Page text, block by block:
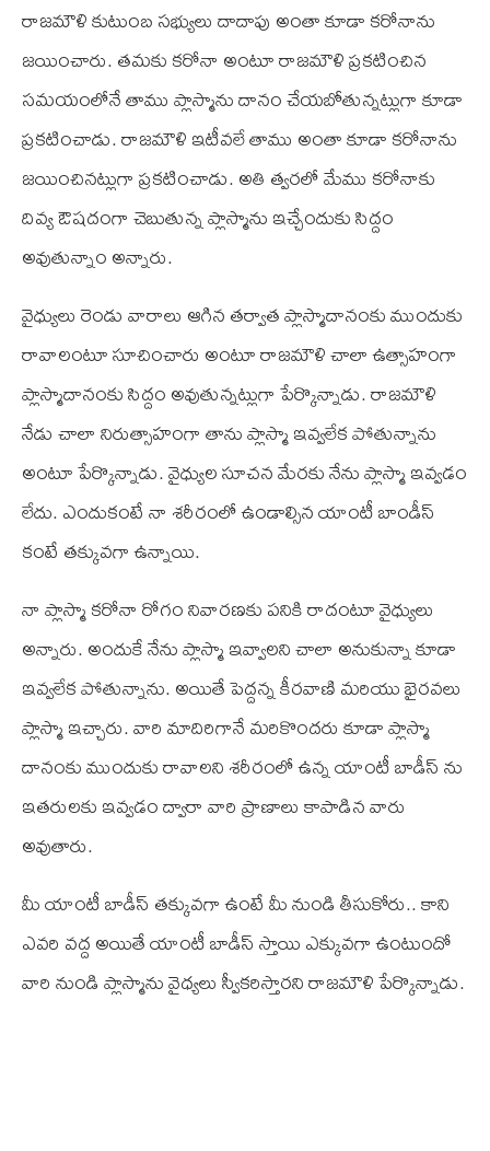
రాజమౌళి కుటుంబ సభ్యులు దాదాపు అంతా కూడా కరోనాను
జయించారు. తమకు కరోనా అంటూ రాజమౌళి ప్రకటించిన
సమయంలోనే తాము ప్లాస్మాను దానం చేయబోతున్నట్లుగా కూడా
ప్రకటించాడు. రాజమౌళి ఇటీవలే తాము అంతా కూడా కరోనాను
జయించినట్లుగా ప్రకటించాడు. అతి త్వరలో మేము కరోనాకు
దివ్య ఔషదంగా చెబుతున్న ప్లాస్మాను ఇచ్చేందుకు సిద్దం
అవుతున్నాం అన్నారు.
వైధ్యులు రెండు వారాలు ఆగిన తర్వాత ప్లాస్మాదానంకు ముందుకు
రావాలంటూ సూచించారు అంటూ రాజమౌళి చాలా ఉత్సాహంగా
ప్లాస్మాదానంకు సిద్దం అవుతున్నట్లుగా పేర్కొన్నాడు. రాజమౌళి
నేడు చాలా నిరుత్సాహంగా తాను ప్లాస్మా ఇవ్వలేక పోతున్నాను
అంటూ పేర్కొన్నాడు. వైధ్యుల సూచన మేరకు నేను ప్లాస్మా ఇవ్వడం
లేదు. ఎందుకంటే నా శరీరంలో ఉండాల్సిన యాంటీ బాండీస్‌
కంటే తక్కువగా ఉన్నాయి.
నా ప్లాస్మా కరోనా రోగం నివారణకు పనికి రాదంటూ వైధ్యులు
అన్నారు. అందుకే నేను ప్లాస్మా ఇవ్వాలని చాలా అనుకున్నా కూడా
ఇవ్వలేక పోతున్నాను. అయితే పెద్దన్న కీరవాణి మరియు భైరవలు
ప్లాస్మా ఇచ్చారు. వారి మాదిరిగానే మరికొందరు కూడా ప్లాస్మా
దానంకు ముందుకు రావాలని శరీరంలో ఉన్న యాంటీ బాడీస్‌ ను
ఇతరులకు ఇవ్వడం ద్వారా వారి ప్రాణాలు కాపాడిన వారు
అవుతారు.
మీ యాంటీ బాడీస్‌ తక్కువగా ఉంటే మీ నుండి తీసుకోరు.. కాని
ఎవరి వద్ద అయితే యాంటీ బాడీస్‌ స్తాయి ఎక్కువగా ఉంటుందో
వారి నుండి ప్లాస్మాను వైధ్యలు స్వీకరిస్తారని రాజమౌళి పేర్కొన్నాడు.